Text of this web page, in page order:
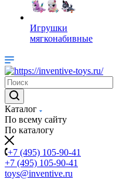
Игрушки
мягконабивные
Каталог
По всему сайту
По каталогу
+7 (495) 105-90-41
+7 (495) 105-90-41
toys@inventive.ru